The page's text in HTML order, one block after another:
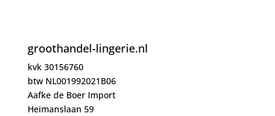
groothandel-lingerie.nl
kvk 30156760
btw NL001992021B06
Aafke de Boer Import
Heimanslaan 59